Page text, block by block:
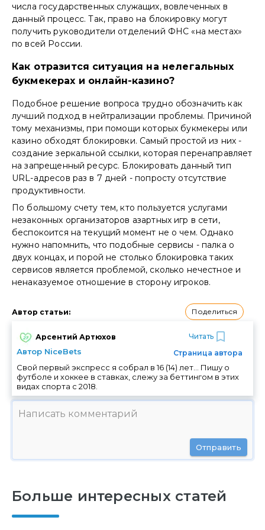
числа государственных служащих, вовлеченных в
данный процесс. Так, право на блокировку могут
получить руководители отделений ФНС «на местах»
по всей России.
Как отразится ситуация на нелегальных
букмекерах и онлайн-казино?
Подобное решение вопроса трудно обозначить как
лучший подход в нейтрализации проблемы. Причиной
тому механизмы, при помощи которых букмекеры или
казино обходят блокировки. Самый простой из них -
создание зеркальной ссылки, которая перенаправляет
на запрещенный ресурс. Блокировать данный тип
URL-адресов раз в 7 дней - попросту отсутствие
продуктивности.
По большому счету тем, кто пользуется услугами
незаконных организаторов азартных игр в сети,
беспокоится на текущий момент не о чем. Однако
нужно напомнить, что подобные сервисы - палка о
двух концах, и порой не столько блокировка таких
сервисов является проблемой, сколько нечестное и
ненаказуемое отношение в сторону игроков.
Автор статьи: Поделиться
Арсентий Артюхов
Автор NiceBets
Читать
Страница автора
Свой первый экспресс я собрал в 16 (14) лет... Пишу о
футболе и хоккее в ставках, слежу за беттингом в этих
видах спорта с 2018.
Отправить
Больше интересных статей